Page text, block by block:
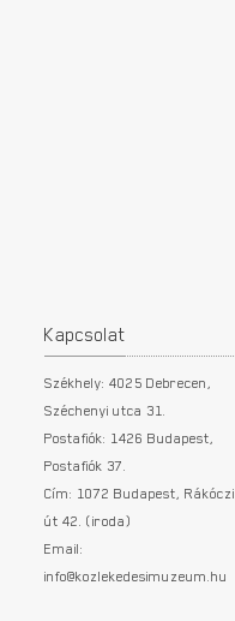
Kapcsolat
Székhely: 4025 Debrecen,
Széchenyi utca 31.
Postafiók: 1426 Budapest,
Postafiók 37.
Cím: 1072 Budapest, Rákóczi
út 42. (iroda)
Email:
info@kozlekedesimuzeum.hu